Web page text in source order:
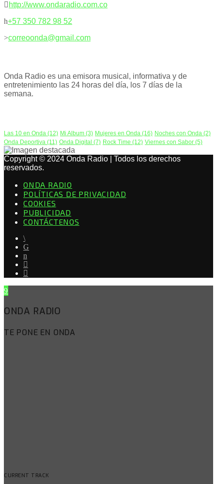
http://www.ondaradio.com.co
+57 350 782 98 52
correoonda@gmail.com
Onda Radio es una emisora musical, informativa y de
entretenimiento las 24 horas del día, los 7 días de la
semana.
Las 10 en Onda (12) Mi Album (3) Mujeres en Onda (16) Noches con Onda (2)
Onda Deportiva (11) Onda Digital (7) Rock Time (12) Viernes con Sabor (5)
Copyright © 2024 Onda Radio | Todos los derechos
reservados.
ONDA RADIO
POLÍTICAS DE PRIVACIDAD
COOKIES
PUBLICIDAD
CONTÁCTENOS
ONDA RADIO
TE PONE EN ONDA
CURRENT TRACK